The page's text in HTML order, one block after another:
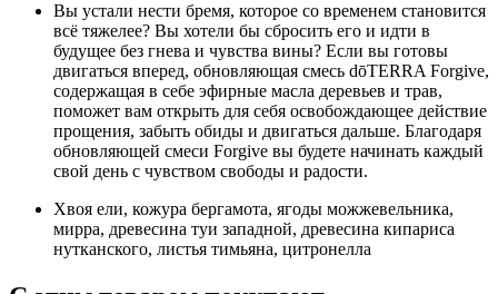
Вы устали нести бремя, которое со временем становится
всё тяжелее? Вы хотели бы сбросить его и идти в
будущее без гнева и чувства вины? Если вы готовы
двигаться вперед, обновляющая смесь dōTERRA Forgive,
содержащая в себе эфирные масла деревьев и трав,
поможет вам открыть для себя освобождающее действие
прощения, забыть обиды и двигаться дальше. Благодаря
обновляющей смеси Forgive вы будете начинать каждый
свой день с чувством свободы и радости.
Хвоя ели, кожура бергамота, ягоды можжевельника,
мирра, древесина туи западной, древесина кипариса
нутканского, листья тимьяна, цитронелла